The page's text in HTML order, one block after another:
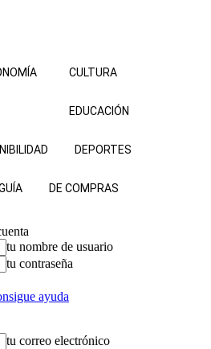
CULTURA
EDUCACIÓN
DEPORTES
DE COMPRAS
tu nombre de usuario
tu contraseña
ayuda
tu correo electrónico